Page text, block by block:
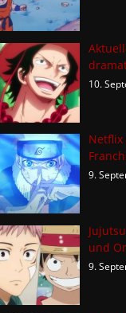
10.
Netflix
9.
und
9.